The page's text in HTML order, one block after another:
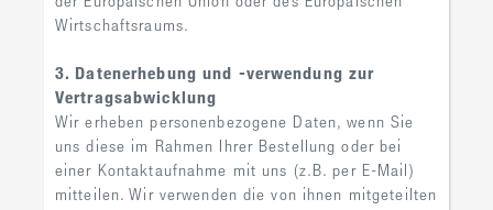
Wirtschaftsraums.
3. Datenerhebung und -verwendung zur
Vertragsabwicklung
Wir erheben personenbezogene Daten, wenn Sie
uns diese im Rahmen Ihrer Bestellung oder bei
einer Kontaktaufnahme mit uns (z.B. per E-Mail)
mitteilen. Wir verwenden die von ihnen mitgeteilten